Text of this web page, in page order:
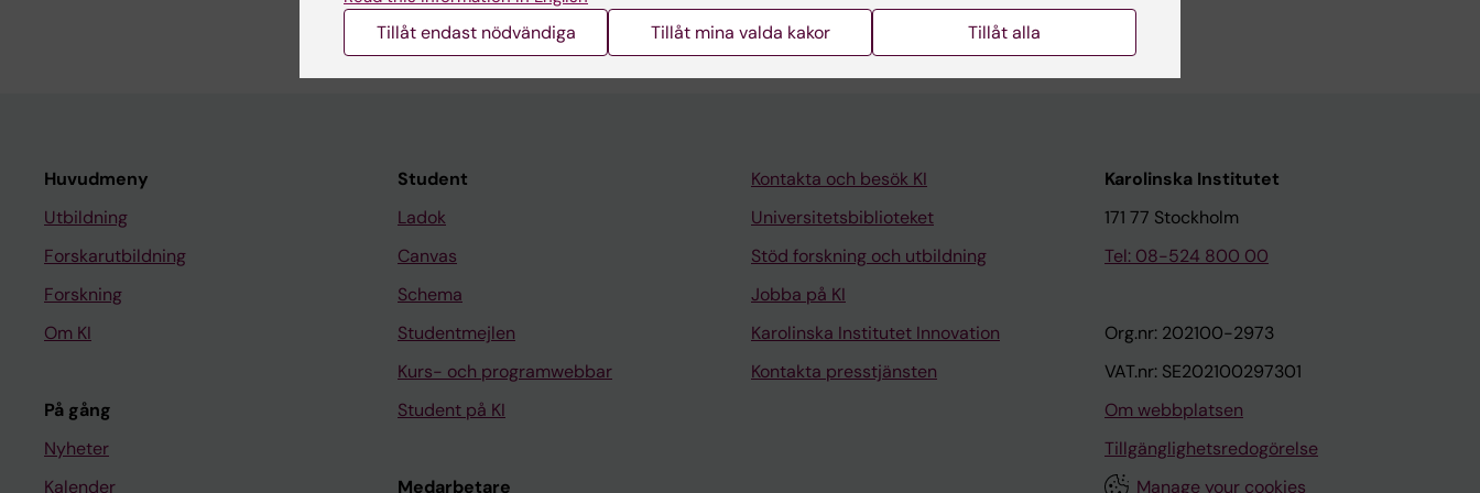
Miliara S; Gkouskou KK; Sharp TV; Eliopoulos AG
Huvudmeny
Utbildning
Forskarutbildning
Forskning
Om KI
På gång
Nyheter
Kalender
Student
Ladok
Canvas
Schema
Studentmejlen
Kurs- och programwebbar
Student på KI
Medarbetare
Kontakta och besök KI
Universitetsbiblioteket
Stöd forskning och utbildning
Jobba på KI
Karolinska Institutet Innovation
Kontakta presstjänsten
Karolinska Institutet
171 77 Stockholm
Tel: 08-524 800 00
Org.nr: 202100-2973
VAT.nr: SE202100297301
Om webbplatsen
Tillgänglighetsredogörelse
Manage your cookies
Tillåt endast nödvändiga Tillåt mina valda kakor Tillåt alla